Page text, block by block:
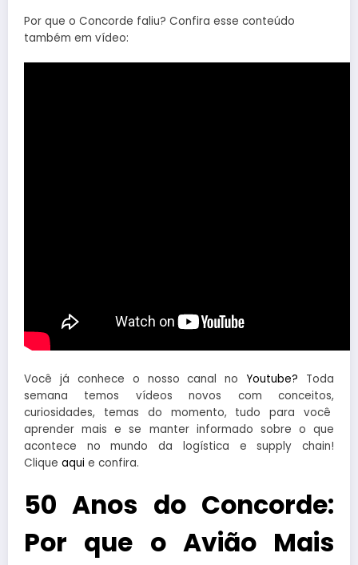
Por que o Concorde faliu? Confira esse conteúdo
também em vídeo:
Você já conhece o nosso canal no Youtube? Toda
semana temos vídeos novos com conceitos,
curiosidades, temas do momento, tudo para você
aprender mais e se manter informado sobre o que
acontece no mundo da logística e supply chain!
Clique aqui e confira.
50 Anos do Concorde:
Por que o Avião Mais